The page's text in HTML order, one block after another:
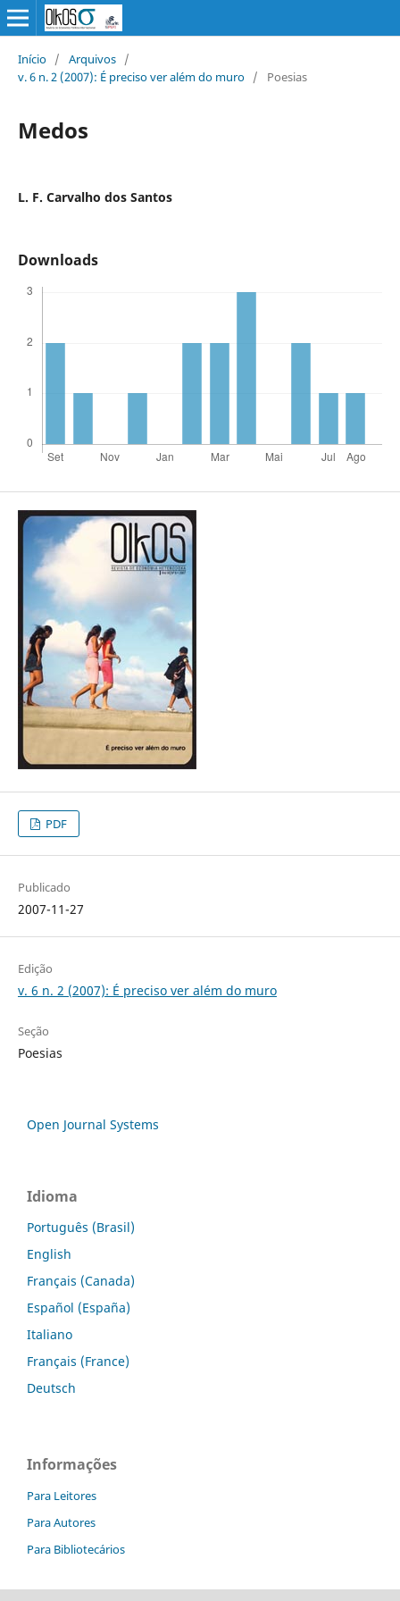
Início / Arquivos /
v. 6 n. 2 (2007): É preciso ver além do muro / Poesias
Medos
L. F. Carvalho dos Santos
Downloads
PDF
Publicado
2007-11-27
Edição
v. 6 n. 2 (2007): É preciso ver além do muro
Seção
Poesias
Open Journal Systems
Idioma
Português (Brasil)
English
Français (Canada)
Español (España)
Italiano
Français (France)
Deutsch
Informações
Para Leitores
Para Autores
Para Bibliotecários